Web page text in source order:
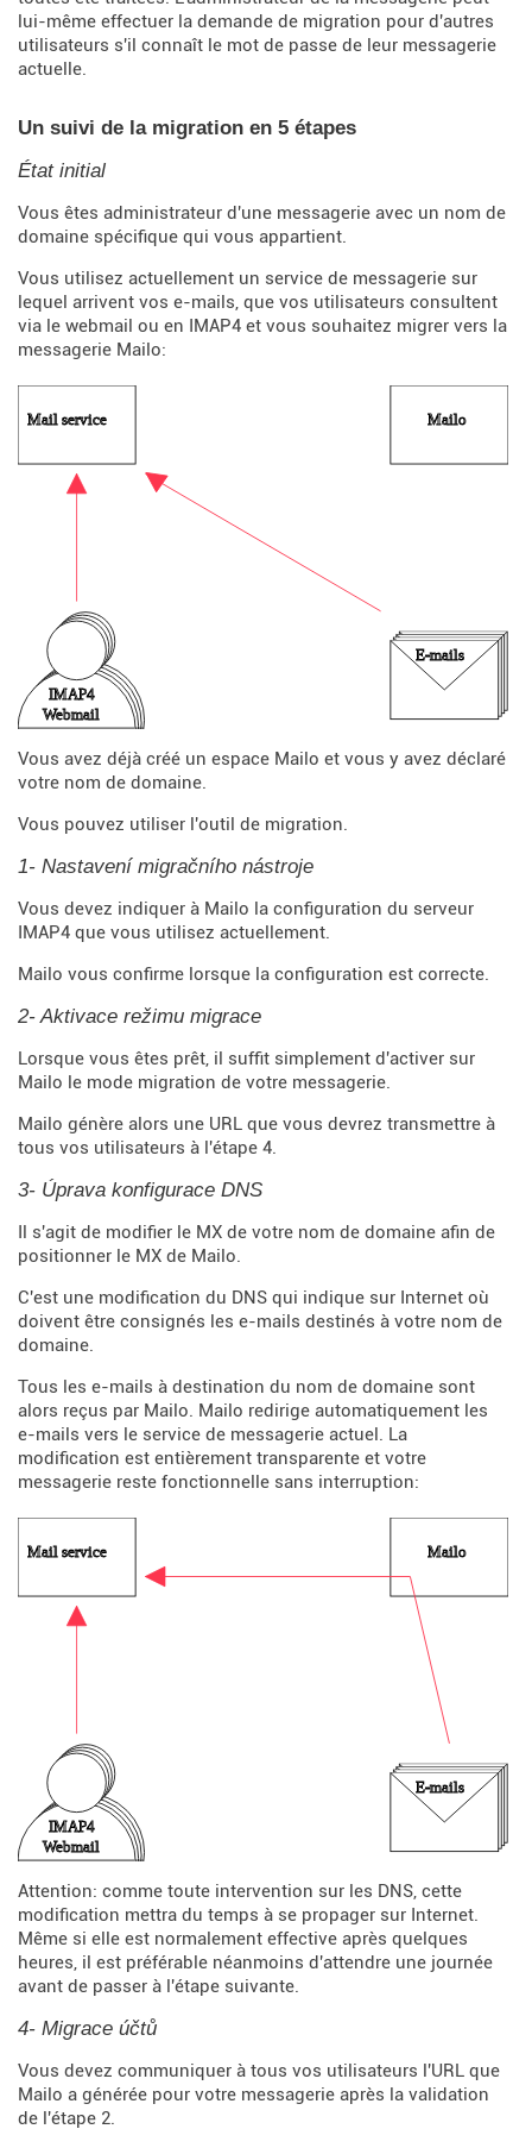
lui-même effectuer la demande de migration pour d'autres
utilisateurs s'il connaît le mot de passe de leur messagerie
actuelle.
Un suivi de la migration en 5 étapes
État initial
Vous êtes administrateur d'une messagerie avec un nom de
domaine spécifique qui vous appartient.
Vous utilisez actuellement un service de messagerie sur
lequel arrivent vos e-mails, que vos utilisateurs consultent
via le webmail ou en IMAP4 et vous souhaitez migrer vers la
messagerie Mailo:
Vous avez déjà créé un espace Mailo et vous y avez déclaré
votre nom de domaine.
Vous pouvez utiliser l'outil de migration.
1- Nastavení migračního nástroje
Vous devez indiquer à Mailo la configuration du serveur
IMAP4 que vous utilisez actuellement.
Mailo vous confirme lorsque la configuration est correcte.
2- Aktivace režimu migrace
Lorsque vous êtes prêt, il suffit simplement d'activer sur
Mailo le mode migration de votre messagerie.
Mailo génère alors une URL que vous devrez transmettre à
tous vos utilisateurs à l'étape 4.
3- Úprava konfigurace DNS
Il s'agit de modifier le MX de votre nom de domaine afin de
positionner le MX de Mailo.
C'est une modification du DNS qui indique sur Internet où
doivent être consignés les e-mails destinés à votre nom de
domaine.
Tous les e-mails à destination du nom de domaine sont
alors reçus par Mailo. Mailo redirige automatiquement les
e-mails vers le service de messagerie actuel. La
modification est entièrement transparente et votre
messagerie reste fonctionnelle sans interruption:
Attention: comme toute intervention sur les DNS, cette
modification mettra du temps à se propager sur Internet.
Même si elle est normalement effective après quelques
heures, il est préférable néanmoins d'attendre une journée
avant de passer à l'étape suivante.
4- Migrace účtů
Vous devez communiquer à tous vos utilisateurs l'URL que
Mailo a générée pour votre messagerie après la validation
de l'étape 2.